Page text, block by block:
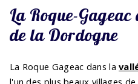
La Roque-
de la Dordogne
La Roque Gageac dans la
l'un des plus beaux villages